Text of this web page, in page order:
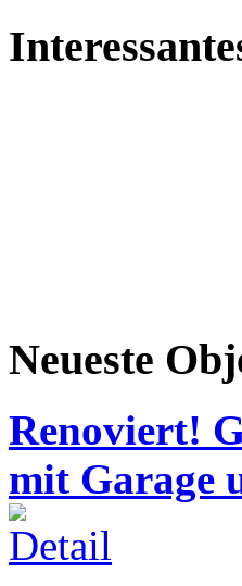
Neueste
Renoviert!
mit Garage